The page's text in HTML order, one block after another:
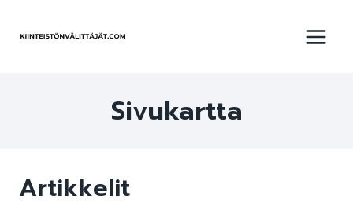
sisältöön
Sivukartta
Artikkelit